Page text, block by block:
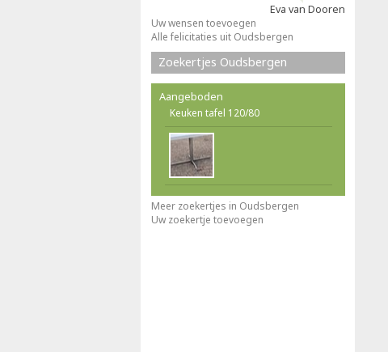
Eva van Dooren
Uw wensen toevoegen
Alle felicitaties uit Oudsbergen
Zoekertjes Oudsbergen
Aangeboden
Keuken tafel 120/80
Meer zoekertjes in Oudsbergen
Uw zoekertje toevoegen